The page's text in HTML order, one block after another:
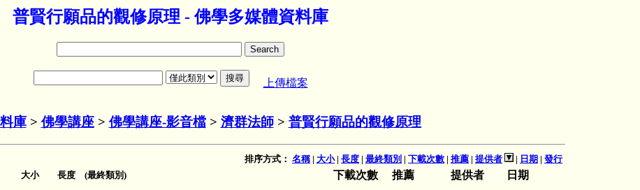
普賢行願品的觀修原理 - 佛學多媒體資料庫
上傳檔案
庫> 佛學講座> 佛學講座-影音檔> 濟群法師> 普賢行願品的觀修原理
排序方式： 名稱| 大小| 長度 | 最終類別 | 下載次數 | 推薦 | 提供者 | 日期 | 發行
大小 長度 (最終類別) 下載次數 推薦 提供者 日期